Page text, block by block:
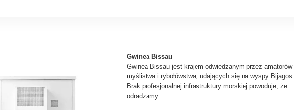
Gwinea Bissau
Gwinea Bissau jest krajem odwiedzanym przez amatorów
myślistwa i rybołówstwa, udających się na wyspy Bijagos.
Brak profesjonalnej infrastruktury morskiej powoduje, że
odradzamy